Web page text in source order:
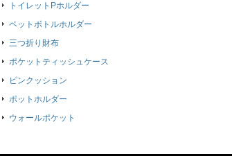
トイレットPホルダー
ペットボトルホルダー
三つ折り財布
ポケットティッシュケース
ピンクッション
ポットホルダー
ウォールポケット